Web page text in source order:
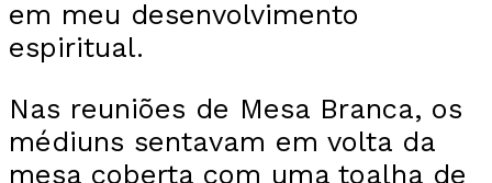
em meu desenvolvimento
espiritual.
Nas reuniões de Mesa Branca, os
médiuns sentavam em volta da
mesa coberta com uma toalha de